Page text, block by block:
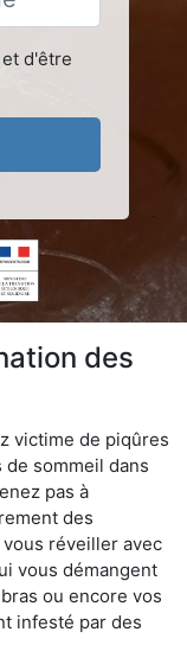
et d'être
des
victime de piqûres
sommeil dans
pas à
des
réveiller avec
vous démangent
ou encore vos
infesté par des